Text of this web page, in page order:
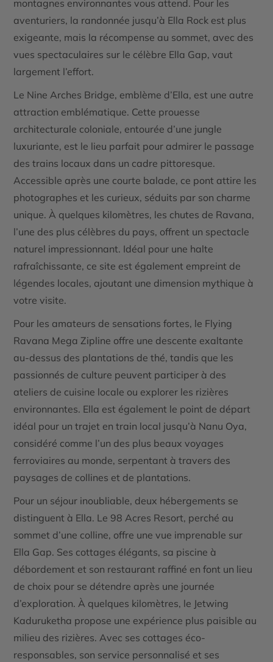
montagnes environnantes vous attend. Pour les
aventuriers, la randonnée jusqu’à Ella Rock est plus
exigeante, mais la récompense au sommet, avec des
vues spectaculaires sur le célèbre Ella Gap, vaut
largement l’effort.
Le Nine Arches Bridge, emblème d’Ella, est une autre
attraction emblématique. Cette prouesse
architecturale coloniale, entourée d’une jungle
luxuriante, est le lieu parfait pour admirer le passage
des trains locaux dans un cadre pittoresque.
Accessible après une courte balade, ce pont attire les
photographes et les curieux, séduits par son charme
unique. À quelques kilomètres, les chutes de Ravana,
l’une des plus célèbres du pays, offrent un spectacle
naturel impressionnant. Idéal pour une halte
rafraîchissante, ce site est également empreint de
légendes locales, ajoutant une dimension mythique à
votre visite.
Pour les amateurs de sensations fortes, le Flying
Ravana Mega Zipline offre une descente exaltante
au-dessus des plantations de thé, tandis que les
passionnés de culture peuvent participer à des
ateliers de cuisine locale ou explorer les rizières
environnantes. Ella est également le point de départ
idéal pour un trajet entrain local jusqu’à Nanu Oya,
considéré comme l’un des plus beaux voyages
ferroviaires au monde, serpentant à travers des
paysages de collines et de plantations.
Pour un séjour inoubliable, deux hébergements se
distinguent à Ella. Le 98 Acres Resort, perché au
sommet d’une colline, offre une vue imprenable sur
Ella Gap. Ses cottages élégants, sa piscine à
débordement et son restaurant raffiné en font un lieu
de choix pour se détendre après une journée
d’exploration. À quelques kilomètres, le Jetwing
Kaduruketha propose une expérience plus paisible au
milieu des rizières. Avec ses cottages éco-
responsables, son service personnalisé et ses